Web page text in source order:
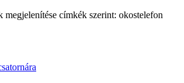
megjelenítése címkék szerint: okostelefon